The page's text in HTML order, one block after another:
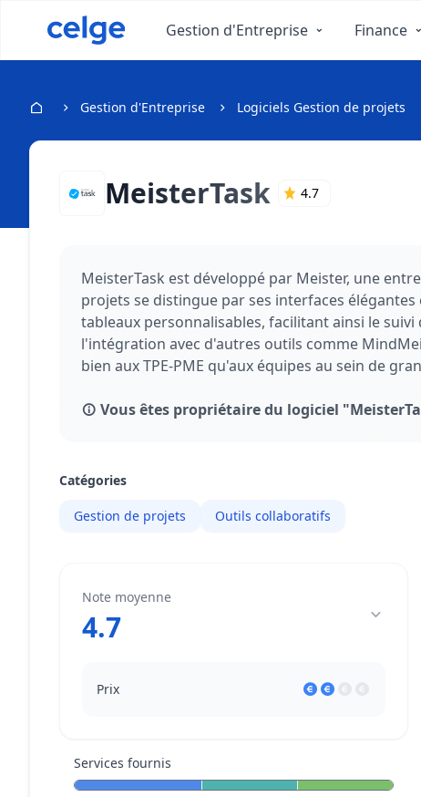
Gestion d'Entreprise Finance
Gestion d'Entreprise Logiciels Gestion de projets
MeisterTask 4.7
MeisterTask est développé par Meister, une
projets se distingue par ses interfaces
tableaux personnalisables, facilitant ainsi le
l'intégration avec d'autres outils comme
bien aux TPE-PME qu'aux équipes au sein de
Vous êtes propriétaire du logiciel
Catégories
Gestion de projets Outils collaboratifs
Note moyenne
4.7
Prix
Services fournis